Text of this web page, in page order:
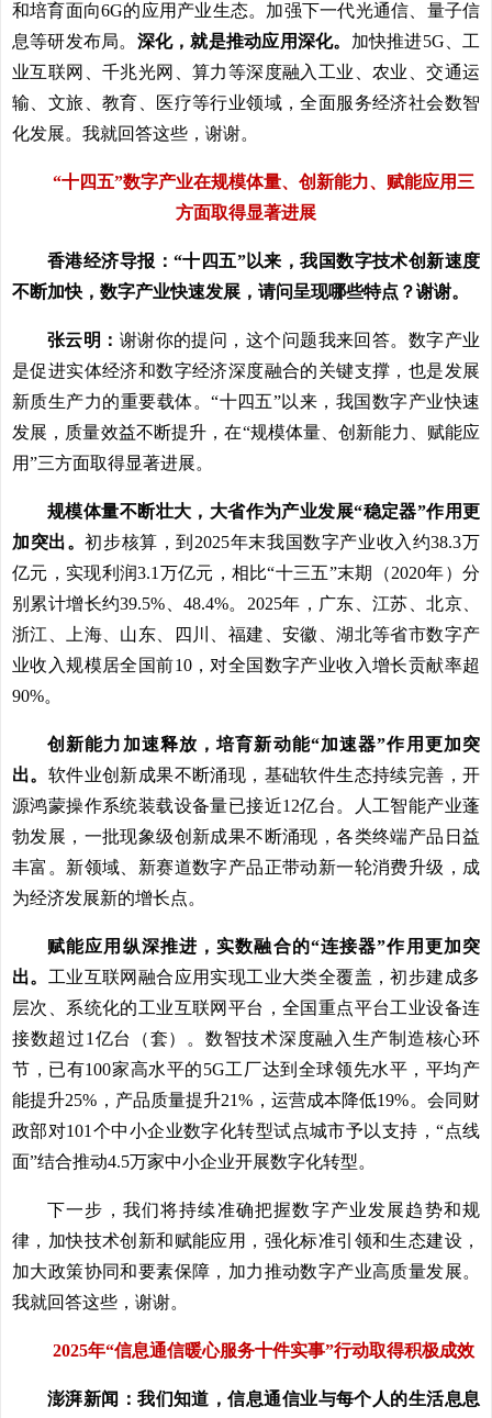
和培育面向6G的应用产业生态。加强下一代光通信、量子信
息等研发布局。 深化，就是推动应用深化。 加快推进5G、工
业互联网、千兆光网、算力等深度融入工业、农业、交通运
输、文旅、教育、医疗等行业领域，全面服务经济社会数智
化发展。我就回答这些，谢谢。
“十四五”数字产业在规模体量、创新能力、赋能应用三
方面取得显著进展
香港经济导报：“十四五”以来，我国数字技术创新速度
不断加快，数字产业快速发展，请问呈现哪些特点？谢谢。
张云明： 谢谢你的提问，这个问题我来回答。数字产业
是促进实体经济和数字经济深度融合的关键支撑，也是发展
新质生产力的重要载体。“十四五”以来，我国数字产业快速
发展，质量效益不断提升，在“规模体量、创新能力、赋能应
用”三方面取得显著进展。
规模体量不断壮大，大省作为产业发展“稳定器”作用更
加突出。初步核算，到2025年末我国数字产业收入约38.3万
亿元，实现利润3.1万亿元，相比“十三五”末期（2020年）分
别累计增长约39.5%、48.4%。2025年，广东、江苏、北京、
浙江、上海、山东、四川、福建、安徽、湖北等省市数字产
业收入规模居全国前10，对全国数字产业收入增长贡献率超
90%。
创新能力加速释放，培育新动能“加速器”作用更加突
出。 软件业创新成果不断涌现，基础软件生态持续完善，开
源鸿蒙操作系统装载设备量已接近12亿台。人工智能产业蓬
勃发展，一批现象级创新成果不断涌现，各类终端产品日益
丰富。新领域、新赛道数字产品正带动新一轮消费升级，成
为经济发展新的增长点。
赋能应用纵深推进，实数融合的“连接器”作用更加突
出。 工业互联网融合应用实现工业大类全覆盖，初步建成多
层次、系统化的工业互联网平台，全国重点平台工业设备连
接数超过1亿台（套）。数智技术深度融入生产制造核心环
节，已有100家高水平的5G工厂达到全球领先水平，平均产
能提升25%，产品质量提升21%，运营成本降低19%。会同财
政部对101个中小企业数字化转型试点城市予以支持，“点线
面”结合推动4.5万家中小企业开展数字化转型。
下一步，我们将持续准确把握数字产业发展趋势和规
律，加快技术创新和赋能应用，强化标准引领和生态建设，
加大政策协同和要素保障，加力推动数字产业高质量发展。
我就回答这些，谢谢。
2025年“信息通信暖心服务十件实事”行动取得积极成效
澎湃新闻：我们知道，信息通信业与每个人的生活息息